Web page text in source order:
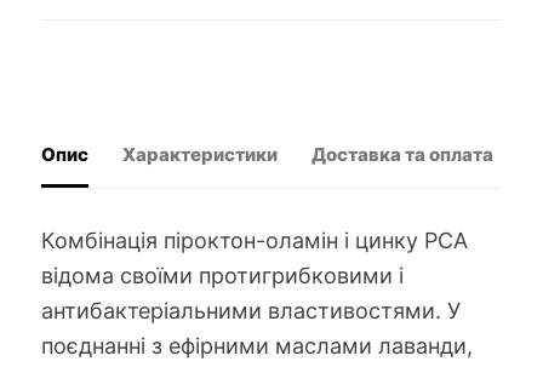
250
Опис Характеристики Доставка та оплата
Комбінація піроктон-оламін і цинку РСА
відома своїми протигрибковими і
антибактеріальними властивостями. У
поєднанні з ефірними маслами лаванди,